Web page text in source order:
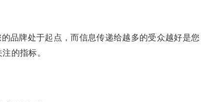
品牌处于起点，而信息传递给越多的受众越好是您
的指标。